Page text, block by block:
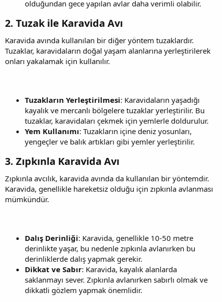
olduğundan gece yapılan avlar daha verimli olabilir.
2. Tuzak ile Karavida Avı​
Karavida avında kullanılan bir diğer yöntem tuzaklardır.
Tuzaklar, karavidaların doğal yaşam alanlarına yerleştirilerek
onları yakalamak için kullanılır.
Tuzakların Yerleştirilmesi: Karavidaların yaşadığı
kayalık ve mercanlı bölgelere tuzaklar yerleştirilir. Bu
tuzaklar, karavidaları çekmek için yemlerle doldurulur.
Yem Kullanımı: Tuzakların içine deniz yosunları,
yengeçler ve balık artıkları gibi yemler yerleştirilir.
3. Zıpkınla Karavida Avı​
Zıpkınla avcılık, karavida avında da kullanılan bir yöntemdir.
Karavida, genellikle hareketsiz olduğu için zıpkınla avlanması
mümkündür.
Dalış Derinliği: Karavida, genellikle 10-50 metre
derinlikte yaşar, bu nedenle zıpkınla avlanırken bu
derinliklerde dalış yapmak gerekir.
Dikkat ve Sabır: Karavida, kayalık alanlarda
saklanmayı sever. Zıpkınla avlanırken sabırlı olmak ve
dikkatli gözlem yapmak önemlidir.